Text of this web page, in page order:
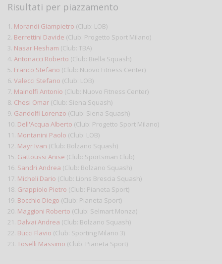
Risultati per piazzamento
1. Morandi Giampietro (Club: LOB)
2. Berrettini Davide (Club: Progetto Sport Milano)
3. Nasar Hesham (Club: TBA)
4. Antonacci Roberto (Club: Biella Squash)
5. Franco Stefano (Club: Nuovo Fitness Center)
6. Valecci Stefano (Club: LOB)
7. Mainolfi Antonio (Club: Nuovo Fitness Center)
8. Chesi Omar (Club: Siena Squash)
9. Gandolfi Lorenzo (Club: Siena Squash)
10. Dell'Acqua Alberto (Club: Progetto Sport Milano)
11. Montanini Paolo (Club: LOB)
12. Mayr Ivan (Club: Bolzano Squash)
15. Gattoussi Anise (Club: Sportsman Club)
16. Sandri Andrea (Club: Bolzano Squash)
17. Micheli Dario (Club: Lions Brescia Squash)
18. Grappiolo Pietro (Club: Pianeta Sport)
19. Bocchio Diego (Club: Pianeta Sport)
20. Maggioni Roberto (Club: Selmart Monza)
21. Dalvai Andrea (Club: Bolzano Squash)
22. Bucci Flavio (Club: Sporting Milano 3)
23. Toselli Massimo (Club: Pianeta Sport)